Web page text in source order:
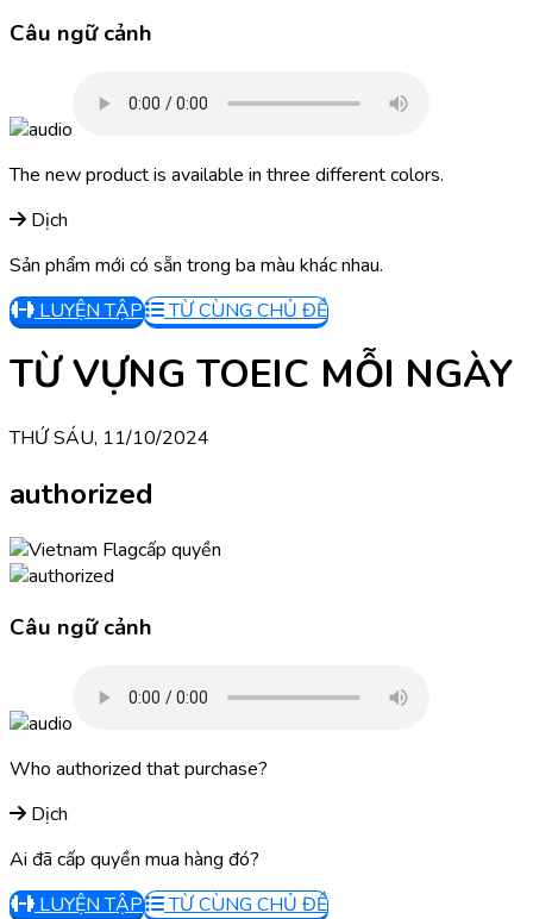
Câu ngữ cảnh
The new product is available in three different colors.
Dịch
Sản phẩm mới có sẵn trong ba màu khác nhau.
LUYỆN TẬP
TỪ CÙNG CHỦ ĐỀ
TỪ VỰNG TOEIC MỖI NGÀY
THỨ SÁU, 11/10/2024
authorized
cấp quyền
Câu ngữ cảnh
Who authorized that purchase?
Dịch
Ai đã cấp quyền mua hàng đó?
LUYỆN TẬP
TỪ CÙNG CHỦ ĐỀ